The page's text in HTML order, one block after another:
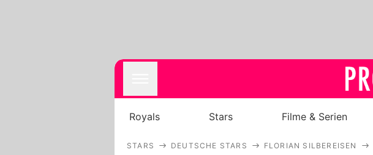
Royals Stars Filme & Serien
STARS DEUTSCHE STARS FLORIAN SILBEREISEN